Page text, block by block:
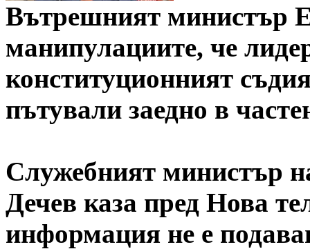
Вътрешният министър
манипулациите, че
конституционният
пътували заедно в
Служебният министър
Дечев каза пред Нова
информация не е